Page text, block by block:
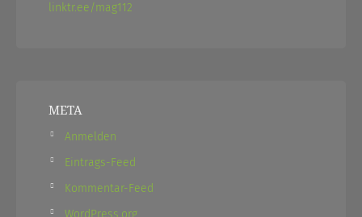
linktr.ee/mag112
META
Anmelden
Eintrags-Feed
Kommentar-Feed